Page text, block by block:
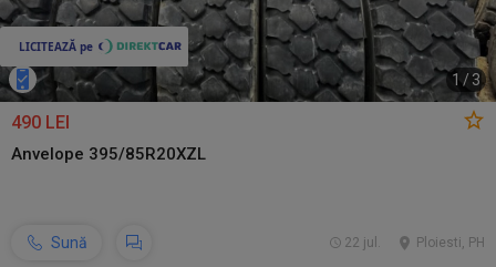
1 / 3
490 LEI
Anvelope 395/85R20XZL
Sună Ploiesti, PH
22 jul.